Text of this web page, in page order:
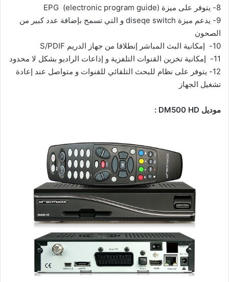
8-
يتوفر على ميزة EPG (electronic program guide)
9-
يدعم ميزة diseqe switch و التي تسمح بإضافة عدد كبير من
الصحون
10-
إمكانية البث المباشر إنطلاقا من جهاز الدريم S/PDIF
11-
إمكانية تخزين القنوات التلفزية و إذاعات الراديو بشكل لا محدود
12-
يتوفر على نظام للبحث التلقائي للقنوات و متواصل عند إعادة
تشغيل الجهاز
موديل DM500 HD :